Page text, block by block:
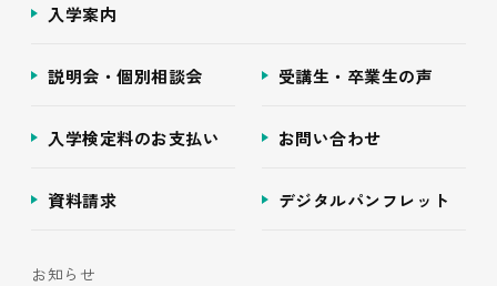
入学案内
説明会・個別相談会 受講生・卒業生の声
入学検定料のお支払い お問い合わせ
資料請求 デジタルパンフレット
お知らせ